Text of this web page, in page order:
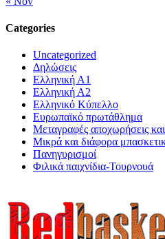
Categories
Uncategorized
Δηλώσεις
Ελληνική Α1
Ελληνική Α2
Ελληνικό Κύπελλο
Ευρωπαϊκό πρωτάθλημα
Μεταγραφές αποχωρήσεις
Μικρά και διάφορα
Πανηγυρισμοί
Φιλικά παιχνίδια-Τουρνουά